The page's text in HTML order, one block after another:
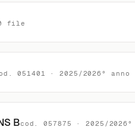
0 file
051401 · 2025/2026°
Bcod. 057875 · 2025/